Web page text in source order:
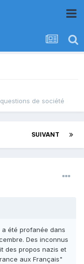
de société
SUIVANT
été profanée dans
Des inconnus
des propos nazis et
aux Français"